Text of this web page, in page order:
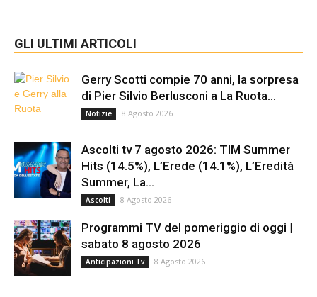
GLI ULTIMI ARTICOLI
Gerry Scotti compie 70 anni, la sorpresa
di Pier Silvio Berlusconi a La Ruota...
Notizie 8 Agosto 2026
Ascolti tv 7 agosto 2026: TIM Summer
Hits (14.5%), L’Erede (14.1%), L’Eredità
Summer, La...
Ascolti 8 Agosto 2026
Programmi TV del pomeriggio di oggi |
sabato 8 agosto 2026
Anticipazioni Tv 8 Agosto 2026